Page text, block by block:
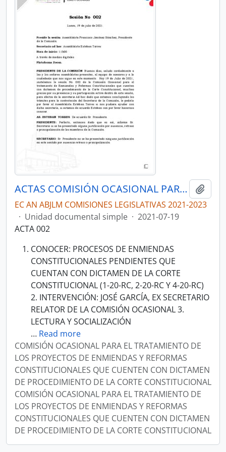
ACTAS COMISIÓN OCASIONAL PARA EL TRATAMIENTO DE LOS PROYECTOS DE ENMIENDAS Y REFORMAS CONSTITUCIONALES QUE CUENTEN CON DICTAMEN DE PROCEDIMIENTO DE LA CORTE CONSTITUCIONAL
EC AN ABJLM COMISIONES LEGISLATIVAS 2021-2023
· Unidad documental simple · 2021-07-19
ACTA 002
CONOCER: PROCESOS DE ENMIENDAS
CONSTITUCIONALES PENDIENTES QUE
CUENTAN CON DICTAMEN DE LA CORTE
CONSTITUCIONAL (1-20-RC, 2-20-RC Y 4-20-RC)
2. INTERVENCIÓN: JOSÉ GARCÍA, EX SECRETARIO
RELATOR DE LA COMISIÓN OCASIONAL 3.
LECTURA Y SOCIALIZACIÓN
… Read more
COMISIÓN OCASIONAL PARA EL TRATAMIENTO DE
LOS PROYECTOS DE ENMIENDAS Y REFORMAS
CONSTITUCIONALES QUE CUENTEN CON DICTAMEN
DE PROCEDIMIENTO DE LA CORTE CONSTITUCIONAL
COMISIÓN OCASIONAL PARA EL TRATAMIENTO DE
LOS PROYECTOS DE ENMIENDAS Y REFORMAS
CONSTITUCIONALES QUE CUENTEN CON DICTAMEN
DE PROCEDIMIENTO DE LA CORTE CONSTITUCIONAL